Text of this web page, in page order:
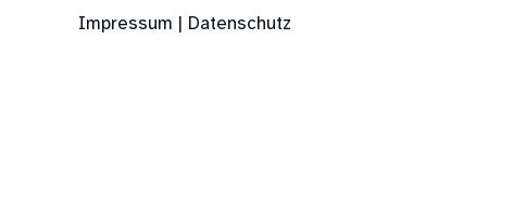
Impressum | Datenschutz